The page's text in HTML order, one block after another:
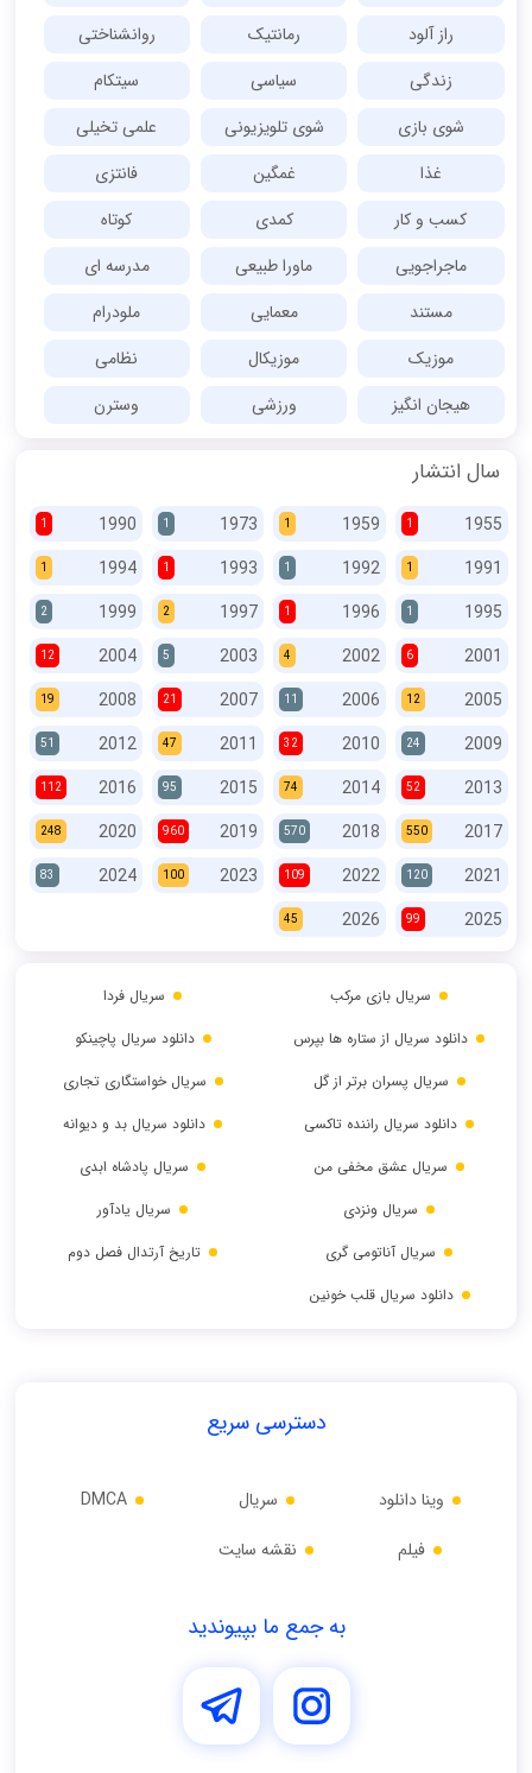
راز آلود
رمانتیک
روانشناختی
زندگی
سیاسی
سیتکام
شوی بازی
شوی تلویزیونی
علمی تخیلی
غذا
غمگین
فانتزی
کسب و کار
کمدی
کوتاه
ماجراجویی
ماورا طبیعی
مدرسه ای
مستند
معمایی
ملودرام
موزیک
موزیکال
نظامی
هیجان انگیز
ورزشی وسترن
سال انتشار
1955
1
1959
1
1973
1
1990
1
1991
1
1992
1
1993
1
1994
1
1995
1
1996
1
1997
2
1999
2
2001
6
2002
4
2003
5
2004
12
2005
12
2006
11
2007
21
2008
19
2009
24
2010
32
2011
47
2012
51
2013
52
2014
74
2015
95
2016
112
2017
550
2018
570
2019
960
2020
248
2021
120
2022
109
2023
100
2024
83
2025
99
2026
45
سریال بازی مرکب
دانلود سریال از ستاره ها بپرس
سریال پسران برتر از گل
دانلود سریال راننده تاکسی
سریال عشق مخفی من
سریال ونزدی
سریال آناتومی گری
دانلود سریال قلب خونین
سریال فردا
دانلود سریال پاچینکو
سریال خواستگاری تجاری
دانلود سریال بد و دیوانه
سریال پادشاه ابدی
سریال یادآور
تاریخ آرتدال فصل دوم
دسترسی سریع
وینا دانلود
فیلم
سریال
نقشه سایت
DMCA
به جمع ما بپیوندید